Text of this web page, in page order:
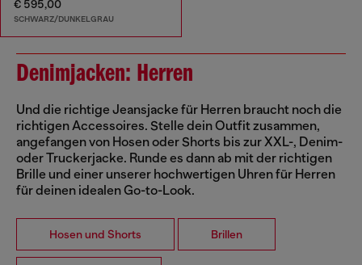
€ 595,00
SCHWARZ/DUNKELGRAU
Denimjacken: Herren
Und die richtige Jeansjacke für Herren braucht noch die
richtigen Accessoires. Stelle dein Outfit zusammen,
angefangen von Hosen oder Shorts bis zur XXL-, Denim-
oder Truckerjacke. Runde es dann ab mit der richtigen
Brille und einer unserer hochwertigen Uhren für Herren
für deinen idealen Go-to-Look.
Hosen und Shorts Brillen